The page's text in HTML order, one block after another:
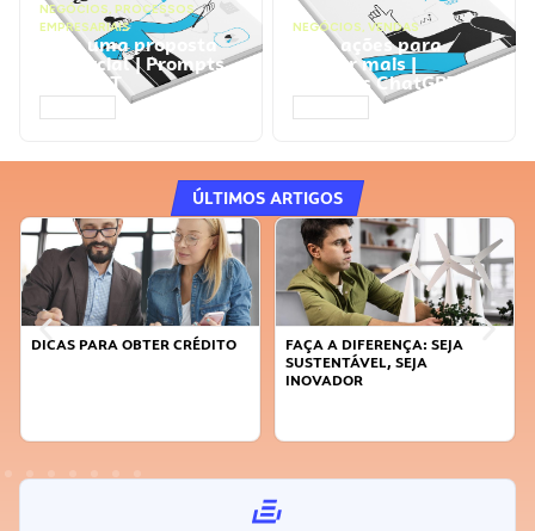
NEGÓCIOS, PROCESSOS
EMPRESARIAIS
Faça uma proposta
comercial | Prompts
ChatGPT
NEGÓCIOS, VENDAS
Faça ações para
vender mais |
Prompts ChatGPT
ÚLTIMOS ARTIGOS
DICAS PARA OBTER CRÉDITO
FAÇA A DIFERENÇA: SEJA
SUSTENTÁVEL, SEJA
INOVADOR